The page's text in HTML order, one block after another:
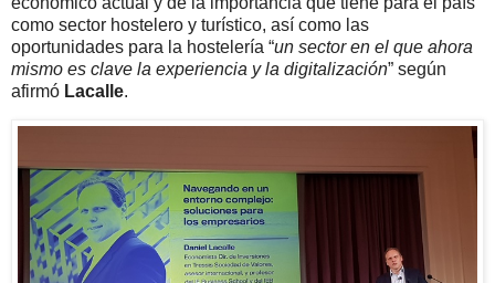
como sector hostelero y turístico, así como las
oportunidades para la hostelería “un sector en el que ahora
mismo es clave la experiencia y la digitalización” según
afirmó Lacalle.